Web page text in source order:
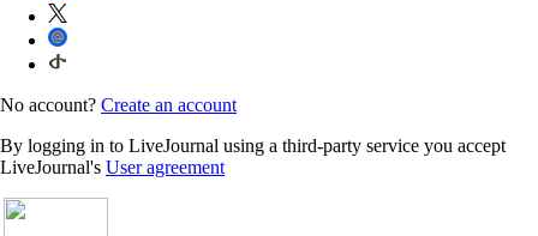
No account? Create an account
By logging in to LiveJournal using a third-party service you accept
LiveJournal's User agreement